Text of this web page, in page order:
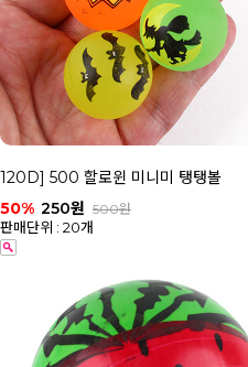
120D] 500 할로윈 미니미 탱탱볼
50% 250원 500원
판매단위 : 20개